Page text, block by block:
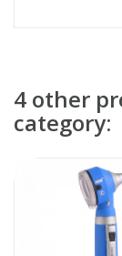
4 other
category: